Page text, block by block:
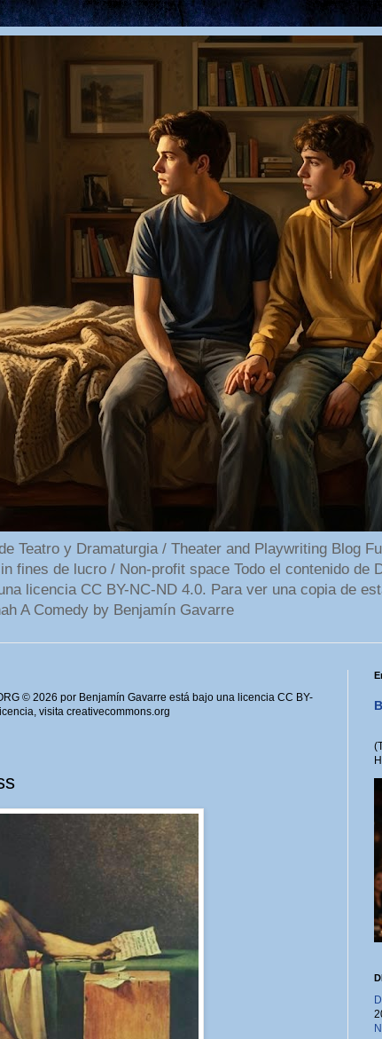
Teatro y Dramaturgia / Theater and Playwriting Blog
fines de lucro / Non-profit space Todo el contenido de
licencia CC BY-NC-ND 4.0. Para ver una copia de
A Comedy by Benjamín Gavarre
© 2026 por Benjamín Gavarre está bajo una licencia CC BY-
visita creativecommons.org